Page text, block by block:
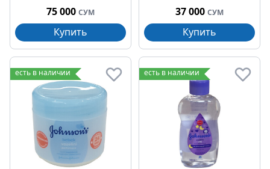
75 000 СУМ
Купить
37 000 СУМ
Купить
есть в наличии есть в наличии